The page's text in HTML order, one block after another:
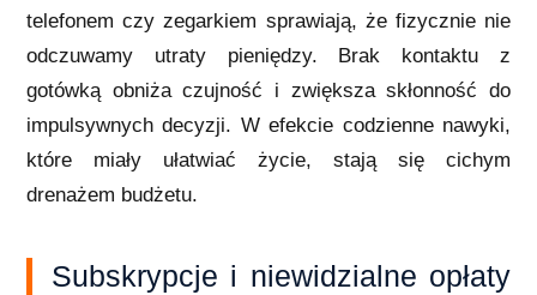
telefonem czy zegarkiem sprawiają, że fizycznie nie
odczuwamy utraty pieniędzy. Brak kontaktu z
gotówką obniża czujność i zwiększa skłonność do
impulsywnych decyzji. W efekcie codzienne nawyki,
które miały ułatwiać życie, stają się cichym
drenażem budżetu.
Subskrypcje i niewidzialne opłaty